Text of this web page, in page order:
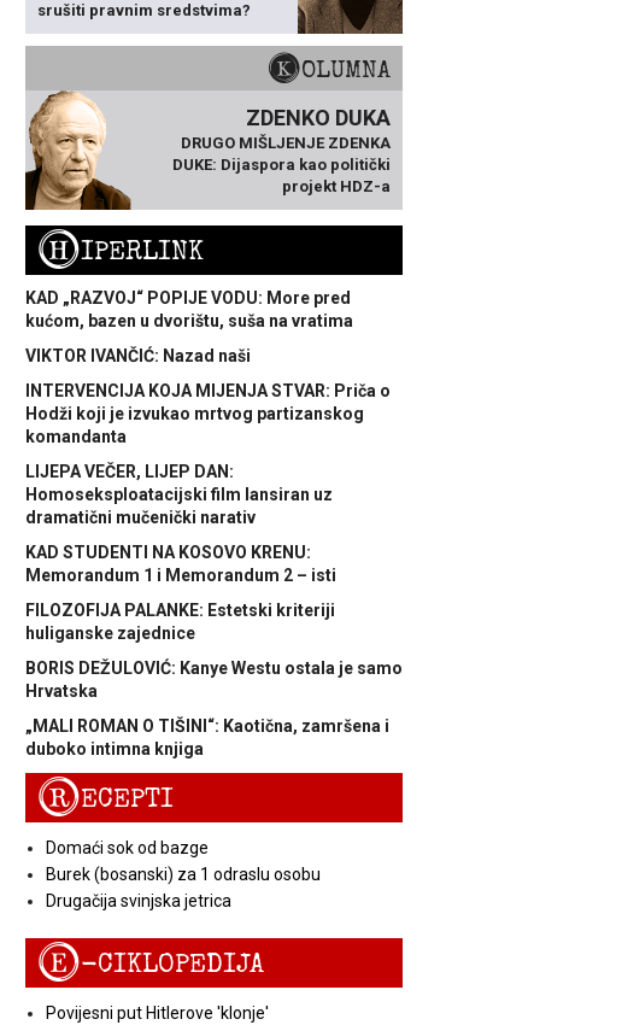
srušiti pravnim sredstvima?
KOLUMNA
ZDENKO DUKA
DRUGO MIŠLJENJE ZDENKA
DUKE: Dijaspora kao politički
projekt HDZ-a
HIPERLINK
KAD „RAZVOJ“ POPIJE VODU: More pred
kućom, bazen u dvorištu, suša na vratima
VIKTOR IVANČIĆ: Nazad naši
INTERVENCIJA KOJA MIJENJA STVAR: Priča o
Hodži koji je izvukao mrtvog partizanskog
komandanta
LIJEPA VEČER, LIJEP DAN:
Homoseksploatacijski film lansiran uz
dramatični mučenički narativ
KAD STUDENTI NA KOSOVO KRENU:
Memorandum 1 i Memorandum 2 – isti
FILOZOFIJA PALANKE: Estetski kriteriji
huliganske zajednice
BORIS DEŽULOVIĆ: Kanye Westu ostala je samo
Hrvatska
„MALI ROMAN O TIŠINI“: Kaotična, zamršena i
duboko intimna knjiga
RECEPTI
Domaći sok od bazge
Burek (bosanski) za 1 odraslu osobu
Drugačija svinjska jetrica
E-CIKLOPEDIJA
Povijesni put Hitlerove 'klonje'